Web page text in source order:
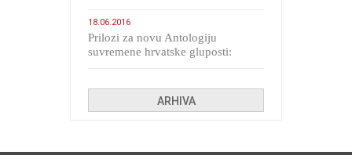
18.06.2016
Prilozi za novu Antologiju
suvremene hrvatske gluposti:
ARHIVA